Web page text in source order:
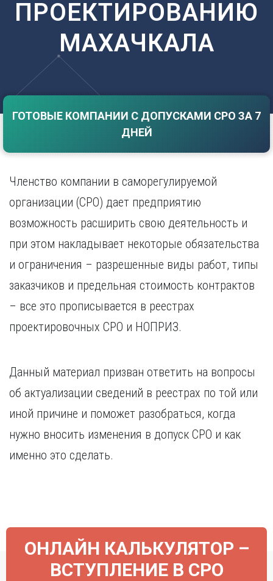
Волгоград
Екатеринбург
Иваново
Ижевск
Иркутск
К
Казань
Калуга
Кемерово
Краснодар
Красноярск
Липецк
Магнитогорск
Махачкала
Мурманск
Н
Набережные Челны
Нижний Новгород
Саратов
Симферополь
Смоленск
Т
Тамбов
Тольятти
Тула
Тюмень
У
Улан-Удэ
Ульяновск
Уфа
Х
Хабаровск
Ч
Череповец
Чита
Я
Ярославль
ПРОЕКТИРОВАНИЮ
МАХАЧКАЛА
ГОТОВЫЕ КОМПАНИИ С ДОПУСКАМИ СРО ЗА 7
ДНЕЙ
Членство компании в саморегулируемой
организации (СРО) дает предприятию
возможность расширить свою деятельность и
при этом накладывает некоторые обязательства
и ограничения – разрешенные виды работ, типы
заказчиков и предельная стоимость контрактов
– все это прописывается в реестрах
проектировочных СРО и НОПРИЗ.
Данный материал призван ответить на вопросы
об актуализации сведений в реестрах по той или
иной причине и поможет разобраться, когда
нужно вносить изменения в допуск СРО и как
именно это сделать.
ОНЛАЙН КАЛЬКУЛЯТОР –
ВСТУПЛЕНИЕ В СРО